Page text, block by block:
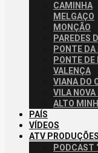
CAMINHA
MELGAÇO
MONÇÃO
PAREDES
PONTE DA
PONTE
VALENÇA
VIANA DO
VILA NOVA
ALTO
PAÍS
VÍDEOS
ATV PRODUÇÕES
PODCAST